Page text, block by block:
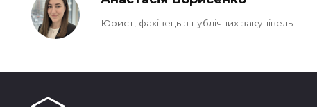
Юрист, фахівець з публічних закупівель